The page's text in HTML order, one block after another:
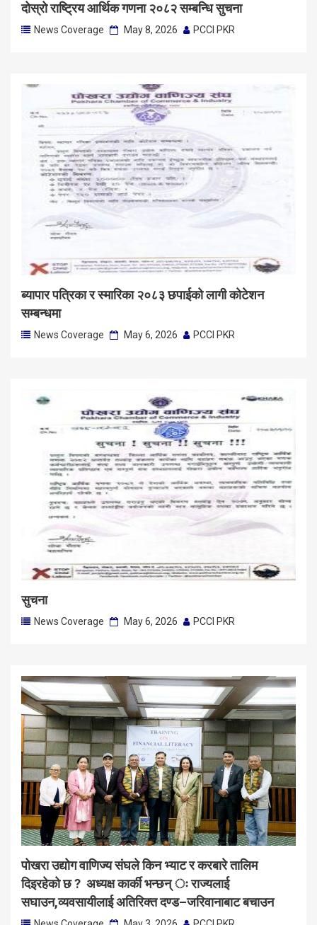
दोस्रो राष्ट्रिय आर्थिक गणना २०८२ सम्बन्धि सुचना
News Coverage May 8, 2026 PCCI PKR
ब्यापार पत्रिका र स्मारिका २०८३ छपाईको लागी कोटेशन
सम्बन्धमा
News Coverage May 6, 2026 PCCI PKR
सुचना
News Coverage May 6, 2026 PCCI PKR
पोखरा उद्योग वाणिज्य संघले किन भ्याट र करबारे तालिम
दिइरहेको छ ? अध्यक्ष कार्की भन्छन् ः राज्यलाई
सघाउन,व्यवसायीलाई अतिरिक्त दण्ड–जरिवानाबाट बचाउन